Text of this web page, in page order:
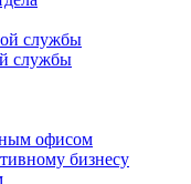
службы
службы
офисом
бизнесу